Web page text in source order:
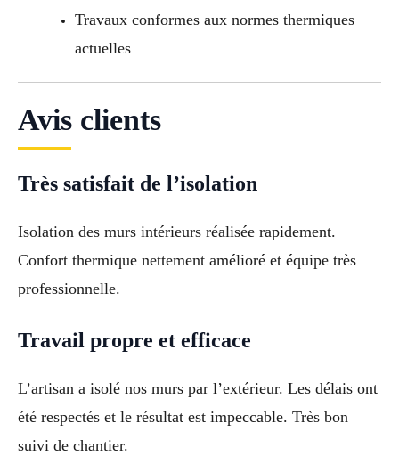
Travaux conformes aux normes thermiques
actuelles
Avis clients
Très satisfait de l’isolation
Isolation des murs intérieurs réalisée rapidement.
Confort thermique nettement amélioré et équipe très
professionnelle.
Travail propre et efficace
L’artisan a isolé nos murs par l’extérieur. Les délais ont
été respectés et le résultat est impeccable. Très bon
suivi de chantier.